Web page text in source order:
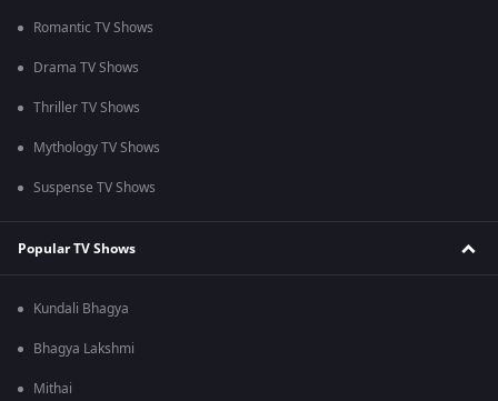
Romantic TV Shows
Drama TV Shows
Thriller TV Shows
Mythology TV Shows
Suspense TV Shows
Popular TV Shows
Kundali Bhagya
Bhagya Lakshmi
Mithai